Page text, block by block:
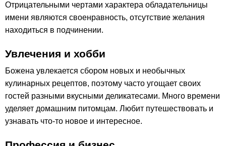
Отрицательными чертами характера обладательницы
имени являются своенравность, отсутствие желания
находиться в подчинении.
Увлечения и хобби
Божена увлекается сбором новых и необычных
кулинарных рецептов, поэтому часто угощает своих
гостей разными вкусными деликатесами. Много времени
уделяет домашним питомцам. Любит путешествовать и
узнавать что-то новое и интересное.